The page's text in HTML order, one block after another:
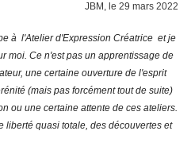
JBM, le 29 mars 2022
à l'Atelier d'Expression Créatrice et je
moi. Ce n'est pas un apprentissage de
une certaine ouverture de l'esprit
(mais pas forcément tout de suite)
ou une certaine attente de ces ateliers.
liberté quasi totale, des découvertes et